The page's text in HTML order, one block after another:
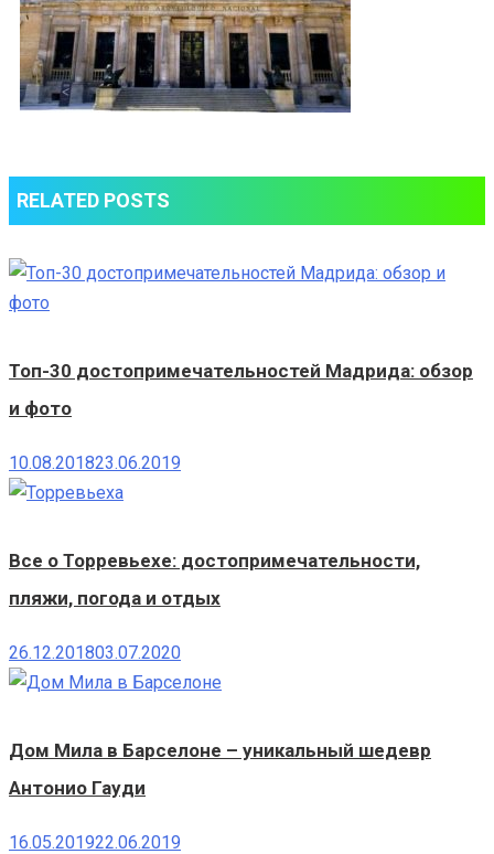
RELATED POSTS
Топ-30 достопримечательностей Мадрида: обзор
и фото
10.08.201823.06.2019
Все о Торревьехе: достопримечательности,
пляжи, погода и отдых
26.12.201803.07.2020
Дом Мила в Барселоне – уникальный шедевр
Антонио Гауди
16.05.201922.06.2019